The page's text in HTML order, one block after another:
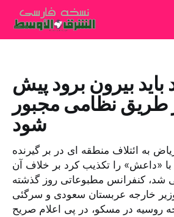
باید بیرون برود پیش
طریق نظامی مجبور
شود
به ائتلاف منطقه ای در بر گیرنده
با «داعش» را تکذیب کرد بر خلاف آن
شد، کنفرانس مطبوعاتی روز گذشته
وزیر خارجه عربستان سعودی و سرگئی
روسیه در مسکو، در پی اعلام صریح